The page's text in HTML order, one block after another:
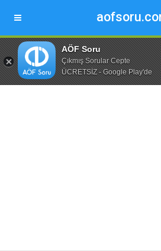
AÖF Soru
Çıkmış Sorular Cepte
ÜCRETSİZ - Google Play'de